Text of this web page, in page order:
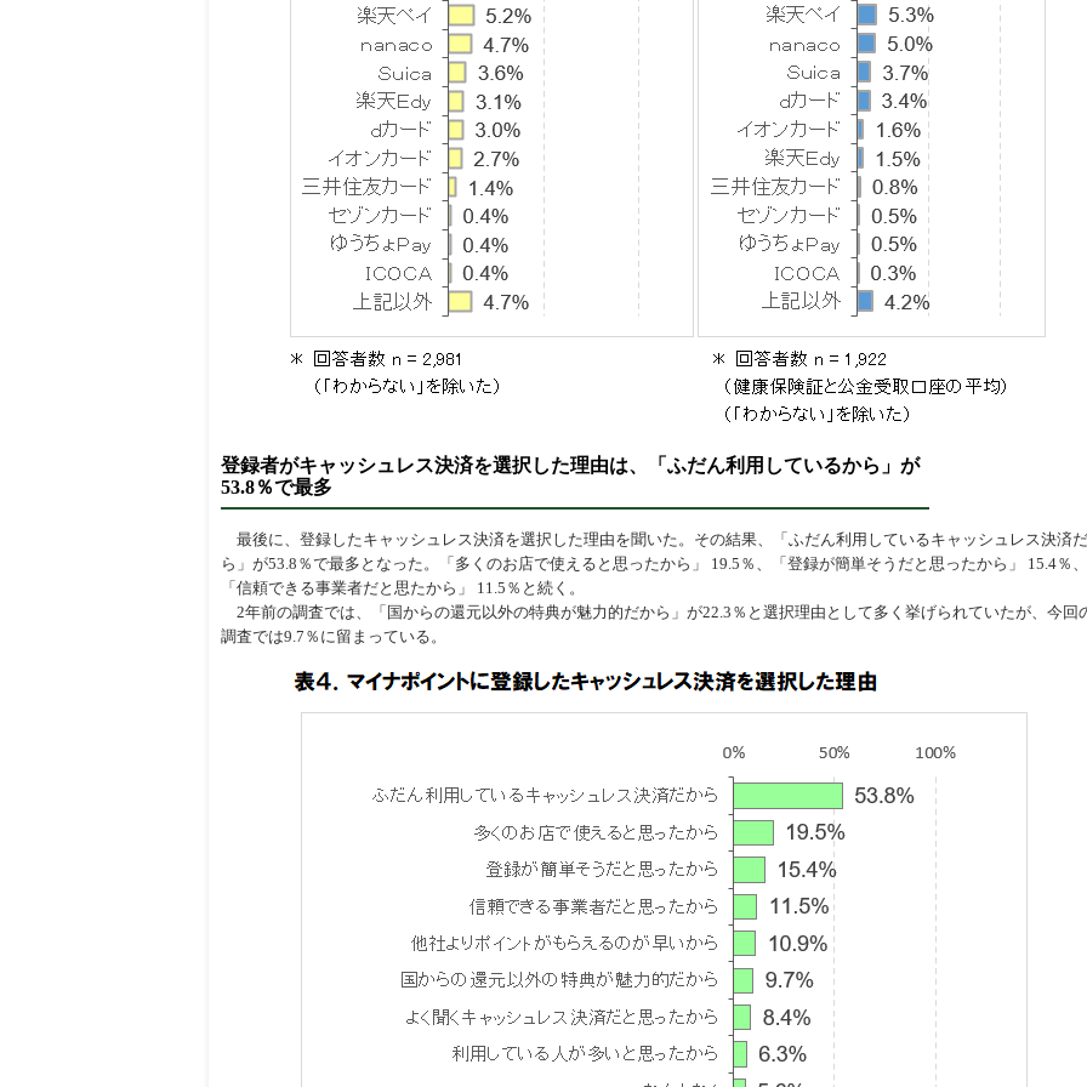
登録者がキャッシュレス決済を選択した理由は、「ふだん利用しているから」が
53.8％で最多
最後に、登録したキャッシュレス決済を選択した理由を聞いた。その結果、「ふだん利用しているキャッシュレス決済
ら」が53.8％で最多となった。「多くのお店で使えると思ったから」 19.5％、「登録が簡単そうだと思ったから」 15.4％、
「信頼できる事業者だと思たから」 11.5％と続く。
2年前の調査では、「国からの還元以外の特典が魅力的だから」が22.3％と選択理由として多く挙げられていたが、今回
調査では9.7％に留まっている。